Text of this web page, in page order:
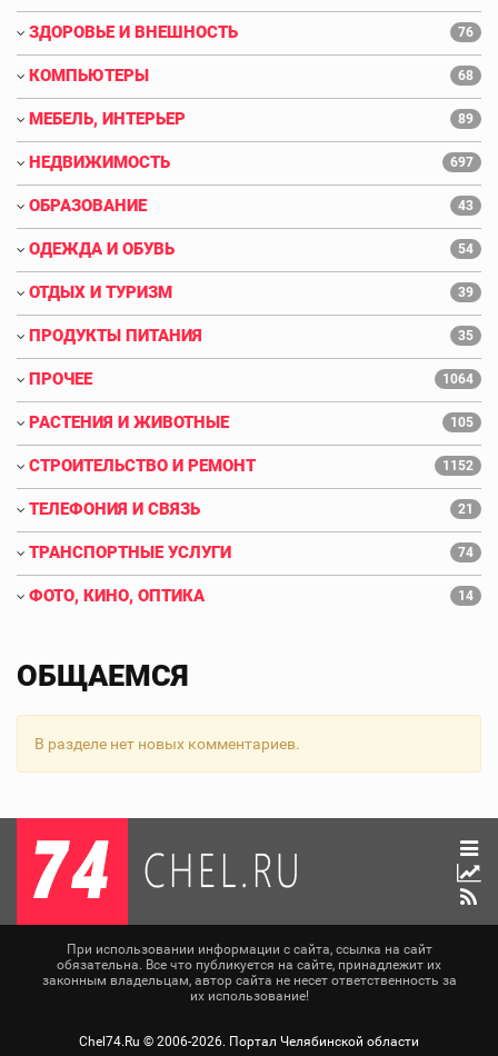
ЗДОРОВЬЕ И ВНЕШНОСТЬ 76
КОМПЬЮТЕРЫ 68
МЕБЕЛЬ, ИНТЕРЬЕР 89
НЕДВИЖИМОСТЬ 697
ОБРАЗОВАНИЕ 43
ОДЕЖДА И ОБУВЬ 54
ОТДЫХ И ТУРИЗМ 39
ПРОДУКТЫ ПИТАНИЯ 35
ПРОЧЕЕ 1064
РАСТЕНИЯ И ЖИВОТНЫЕ 105
СТРОИТЕЛЬСТВО И РЕМОНТ 1152
ТЕЛЕФОНИЯ И СВЯЗЬ 21
ТРАНСПОРТНЫЕ УСЛУГИ 74
ФОТО, КИНО, ОПТИКА 14
ОБЩАЕМСЯ
В разделе нет новых комментариев.
При использовании информации с сайта, ссылка на сайт
обязательна. Все что публикуется на сайте, принадлежит их
законным владельцам, автор сайта не несет ответственность за
их использование!
Chel74.Ru © 2006-2026. Портал Челябинской области